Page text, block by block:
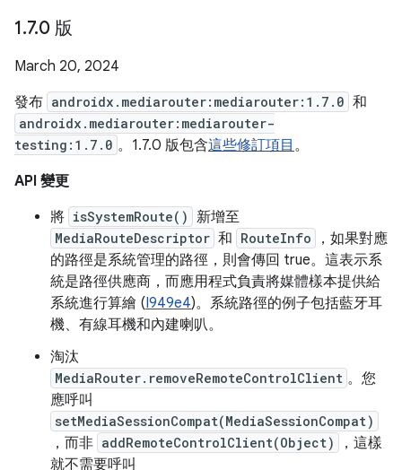
1.7.0 版
March 20, 2024
發布 androidx.mediarouter:mediarouter:1.7.0 和
androidx.mediarouter:mediarouter-
testing:1.7.0 。1.7.0 版包含這些修訂項目 。
API 變更
將 isSystemRoute() 新增至
MediaRouteDescriptor 和 RouteInfo
，如果對應
的路徑是系統管理的路徑，則會傳回 true。這表示系
統是路徑供應商，而應用程式負責將媒體樣本提供給
系統進行算繪 (I949e4)。系統路徑的例子包括藍牙耳
機、有線耳機和內建喇叭。
淘汰
MediaRouter.removeRemoteControlClient 。您
應呼叫
setMediaSessionCompat(MediaSessionCompat)
，而非 addRemoteControlClient(Object)
，這樣
就不需要呼叫